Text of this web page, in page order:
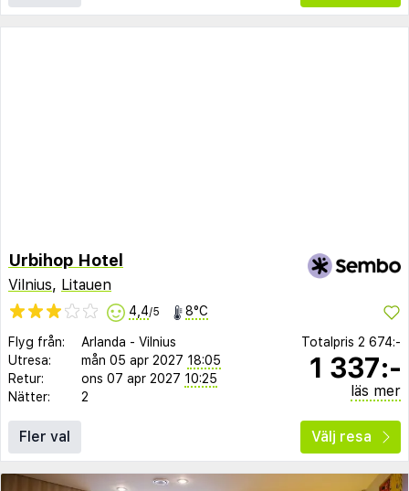
Urbihop Hotel
Vilnius, Litauen
4,4/5 8°C
Flyg från: Arlanda - Vilnius
Utresa:
mån 05 apr 2027 18:05
Retur:
ons 07 apr 2027 10:25
Nätter:
2
Totalpris 2 674:-
1 337:-
läs mer
Fler val Välj resa